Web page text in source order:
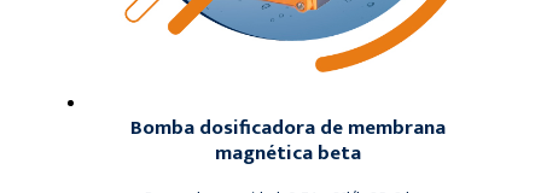
Bomba dosificadora de membrana
magnética beta